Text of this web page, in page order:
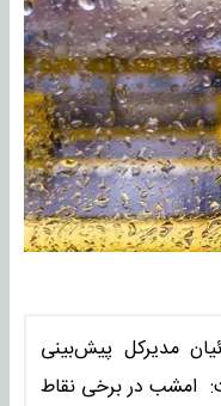
مدیرکل پیش‌بینی
امشب در برخی نقاط